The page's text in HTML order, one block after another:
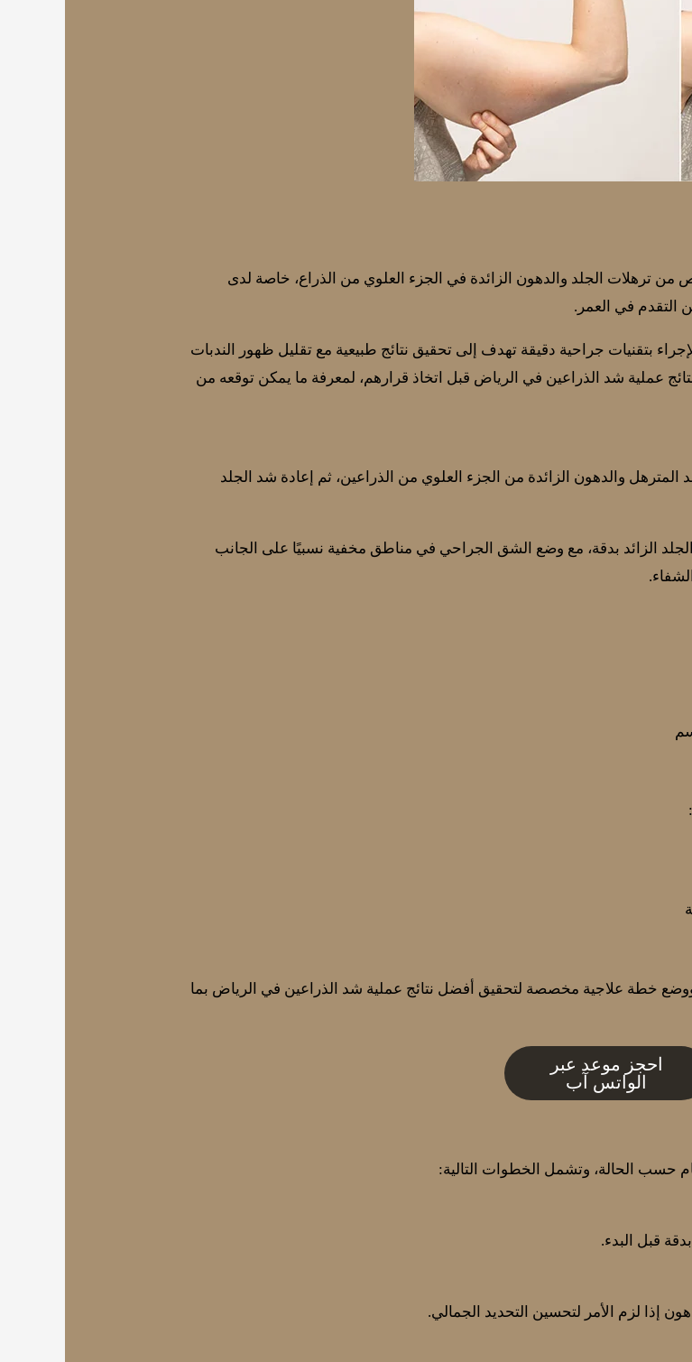
من ترهلات الجلد والدهون الزائدة في الجزء العلوي من الذراع، خاصة لدى
التقدم في العمر.
بتقنيات جراحية دقيقة تهدف إلى تحقيق نتائج طبيعية مع تقليل ظهور الندبات
عملية شد الذراعين في الرياض قبل اتخاذ قرارهم، لمعرفة ما يمكن توقعه من
والدهون الزائدة من الجزء العلوي من الذراعين، ثم إعادة شد الجلد
الزائد بدقة، مع وضع الشق الجراحي في مناطق مخفية نسبيًا على الجانب
ووضع خطة علاجية مخصصة لتحقيق أفضل نتائج عملية شد الذراعين في الرياض بما
احجز موعد عبر
الواتس آب
حسب الحالة، وتشمل الخطوات التالية:
قبل البدء.
إذا لزم الأمر لتحسين التحديد الجمالي.